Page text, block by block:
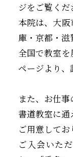
ジをご覧くだ
本院は、大
庫・京都・
全国で教室
ページより、
また、お仕事
書道教室に
ご用意してお
ご入会いた